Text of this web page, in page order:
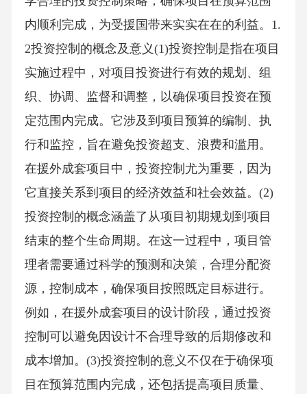
内顺利完成，为受援国带来实实在在的利益。1.
2投资控制的概念及意义(1)投资控制是指在项目
实施过程中，对项目投资进行有效的规划、组
织、协调、监督和调整，以确保项目投资在预
定范围内完成。它涉及到项目预算的编制、执
行和监控，旨在避免投资超支、浪费和滥用。
在援外成套项目中，投资控制尤为重要，因为
它直接关系到项目的经济效益和社会效益。(2)
投资控制的概念涵盖了从项目初期规划到项目
结束的整个生命周期。在这一过程中，项目管
理者需要通过科学的预测和决策，合理分配资
源，控制成本，确保项目按照既定目标进行。
例如，在援外成套项目的设计阶段，通过投资
控制可以避免因设计不合理导致的后期修改和
成本增加。(3)投资控制的意义不仅在于确保项
目在预算范围内完成，还包括提高项目质量、